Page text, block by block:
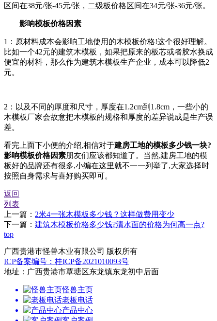
区间在38元/张-45元/张，二级板价格区间在34元/张-36元/张。
影响模板价格因素
1：原材料成本会影响工地使用的木模板价格!这个很好理解。
比如一个42元的建筑木模板，如果把原来的板芯或者胶水换成
便宜的材料，那么作为建筑木模板生产企业，成本可以降低2
元。
2：以及不同的厚度和尺寸，厚度在1.2cm到1.8cm，一些小的
木模板厂家会故意把木模板的规格和厚度的差异说成是生产误
差。
看完上面下小便的介绍,相信对于建房工地的模板多少钱一块?
影响模板价格因素朋友们应该都知道了。当然,建房工地的模
板好的品牌还有很多,小编在这里就不一一列举了,大家选择时
按照自身需求与喜好购买即可。
返回
列表
上一篇： 2米4一张木模板多少钱？这样做费用变少
下一篇： 建筑木模板价格多少钱?清水面的价格为何高一点?
top
广西贵港市怪兽木业有限公司 版权所有
ICP备案编号：桂ICP备2021010093号
地址：广西贵港市覃塘区东龙镇东龙初中后面
怪兽主页
老板电话
产品中心